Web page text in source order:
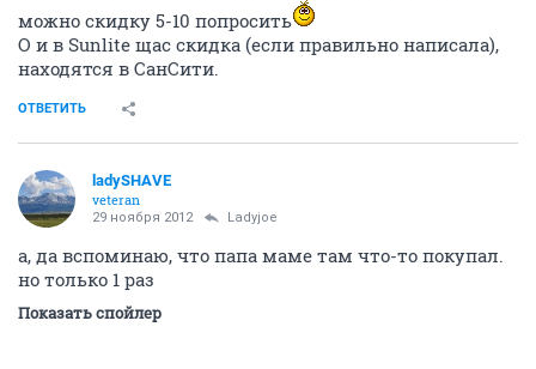
можно скидку 5-10 попросить
О и в Sunlite щас скидка (если правильно написала),
находятся в СанСити.
ОТВЕТИТЬ
ladySHAVE
veteran
29 ноября 2012 Ladyjoe
а, да вспоминаю, что папа маме там что-то покупал.
но только 1 раз
Показать спойлер